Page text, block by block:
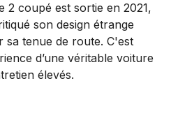
2 coupé est sortie en 2021,
son design étrange
sa tenue de route. C'est
d’une véritable voiture
élevés.